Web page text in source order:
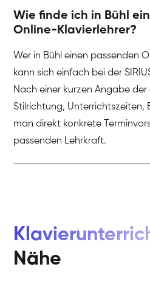
Wie finde ich in Bühl
Online-Klavierlehrer?
Wer in Bühl einen passenden
kann sich einfach bei der
Nach einer kurzen Angabe der
Stilrichtung, Unterrichtszeiten,
man direkt konkrete
passenden Lehrkraft.
Nähe